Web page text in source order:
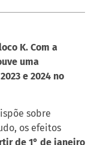
K. Com a
uma
e 2024 no
sobre
os efeitos
de 1° de janeiro